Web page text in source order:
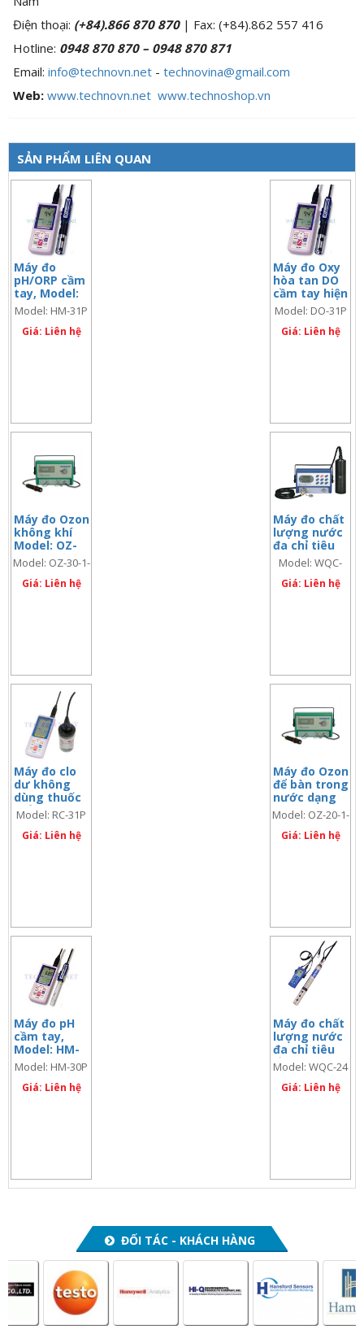
Điện thoại: (+84).866 870 870 | Fax: (+84).862 557 416
Hotline: 0948 870 870 – 0948 870 871
Email: info@technovn.net - technovina@gmail.com
Web: www.technovn.net www.technoshop.vn
SẢN PHẨM LIÊN QUAN
Máy đo
pH/ORP cầm
tay, Model:
HM-31P
Model: HM-31P
Giá: Liên hệ
Máy đo Oxy
hòa tan DO
cầm tay hiện
trường,
Model: DO-
31P
Model: DO-31P
Giá: Liên hệ
Máy đo Ozon
không khí
Model: OZ-
30-1-1
Model: OZ-30-1-
1
Giá: Liên hệ
Máy đo chất
lượng nước
đa chỉ tiêu
WQC 22A
Model: WQC-
22A
Giá: Liên hệ
Máy đo clo
dư không
dùng thuốc
thử, Model:
RC-31P
Model: RC-31P
(code: RC-31P-F)
Giá: Liên hệ
Máy đo Ozon
để bàn trong
nước dạng
hòa tan,
Model: OZ-
20-1-1
Model: OZ-20-1-
1
Giá: Liên hệ
Máy đo pH
cầm tay,
Model: HM-
30P
Model: HM-30P
Giá: Liên hệ
Máy đo chất
lượng nước
đa chỉ tiêu
cầm tay,
Model: WQC-
24
Model: WQC-24
Giá: Liên hệ
ĐỐI TÁC - KHÁCH HÀNG